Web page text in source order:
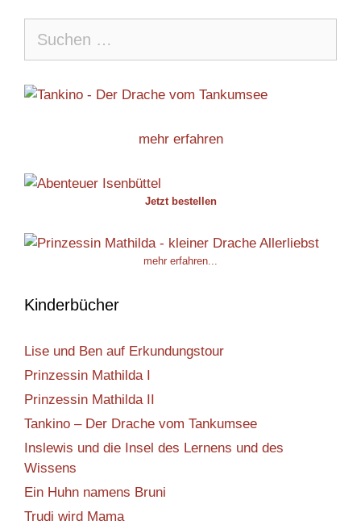
nach:
mehr erfahren
Jetzt bestellen
mehr erfahren...
Kinderbücher
Lise und Ben auf Erkundungstour
Prinzessin Mathilda I
Prinzessin Mathilda II
Tankino – Der Drache vom Tankumsee
Inslewis und die Insel des Lernens und des
Wissens
Ein Huhn namens Bruni
Trudi wird Mama